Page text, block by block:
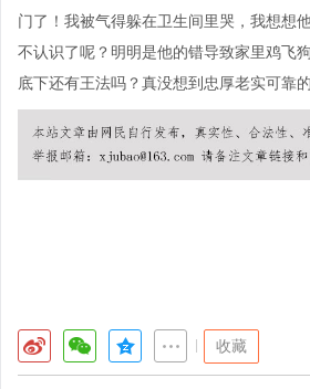
门了！我被气得躲在卫生间里哭，我想想
不认识了呢？明明是他的错导致家里鸡飞
底下还有王法吗？真没想到忠厚老实可靠
收藏